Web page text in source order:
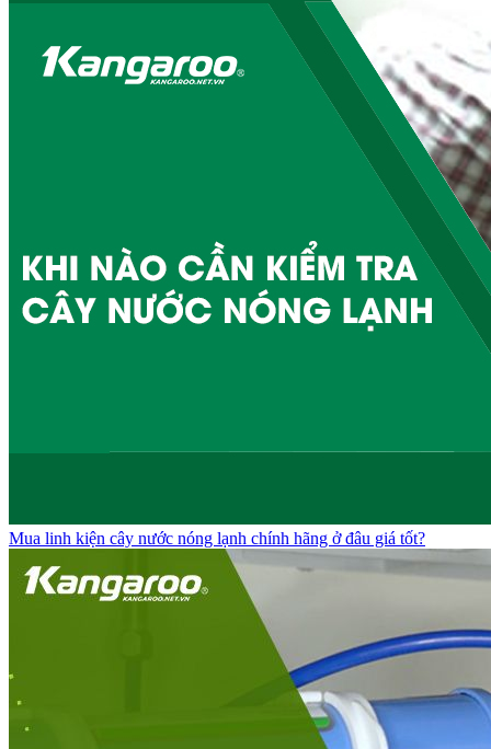
Mua linh kiện cây nước nóng lạnh chính hãng ở đâu giá tốt?